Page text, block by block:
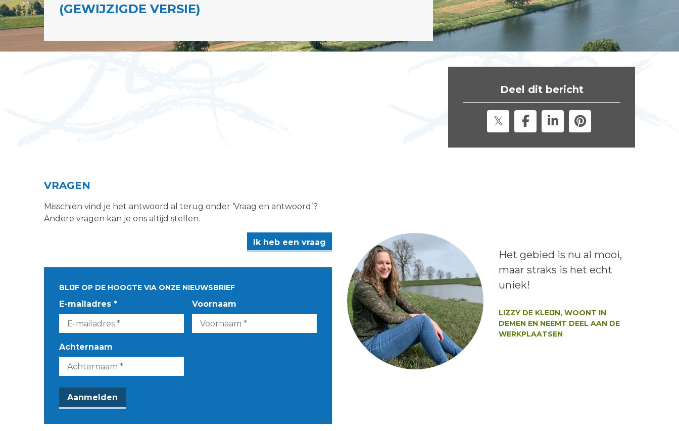
(GEWIJZIGDE VERSIE)
Deel dit bericht
VRAGEN
Misschien vind je het antwoord al terug onder ‘Vraag en antwoord’?
Andere vragen kan je ons altijd stellen.
Ik heb een vraag
BLIJF OP DE HOOGTE VIA ONZE NIEUWSBRIEF
E-mailadres * Voornaam
Achternaam
Lees het bericht:
Het gebied is nu al mooi,
maar straks is het echt
uniek!
LIZZY DE KLEIJN, WOONT IN
DEMEN EN NEEMT DEEL AAN DE
WERKPLAATSEN